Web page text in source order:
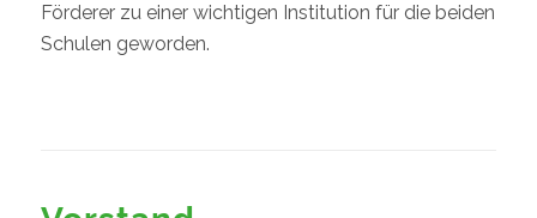
Förderer zu einer wichtigen Institution für die beiden
Schulen geworden.